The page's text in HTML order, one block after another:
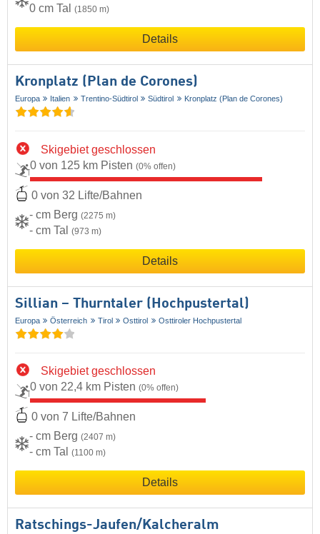
0 cm Tal (1850 m)
Details
Kronplatz (Plan de Corones)
Europa Italien Trentino-Südtirol Südtirol Kronplatz (Plan de Corones)
Skigebiet geschlossen
0 von 125 km Pisten (0% offen)
0 von 32 Lifte/Bahnen
- cm Berg (2275 m)
- cm Tal (973 m)
Details
Sillian – Thurntaler (Hochpustertal)
Europa Österreich Tirol Osttirol Osttiroler Hochpustertal
Skigebiet geschlossen
0 von 22,4 km Pisten (0% offen)
0 von 7 Lifte/Bahnen
- cm Berg (2407 m)
- cm Tal (1100 m)
Details
Ratschings-Jaufen/​Kalcheralm